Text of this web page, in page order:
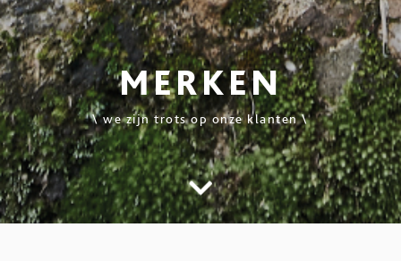
MERKEN
\ we zijn trots op onze klanten \